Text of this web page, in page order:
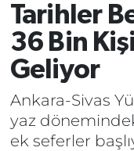
Tarihler
36 Bin
Geliyor
Ankara-Sivas
yaz
ek seferler